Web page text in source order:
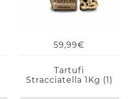
59,99€
Tartufi
Stracciatella 1Kg (1)